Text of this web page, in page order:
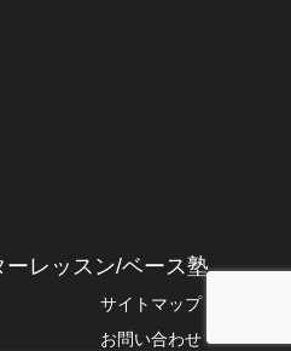
ーレッスン/ベース塾
サイトマップ
お問い合わせ